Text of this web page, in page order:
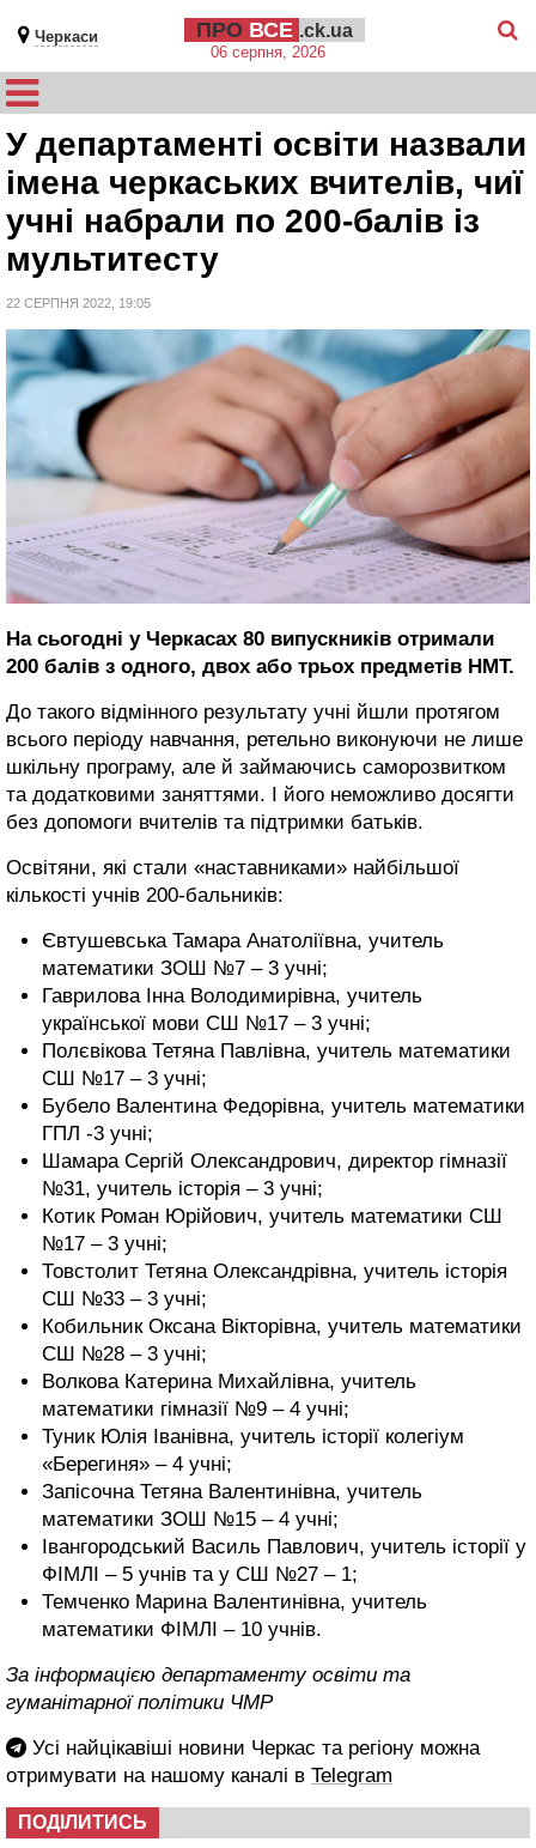
Черкаси ПРО ВСЕ .ck.ua
06 серпня, 2026
У департаменті освіти назвали
імена черкаських вчителів, чиї
учні набрали по 200-балів із
мультитесту
22 СЕРПНЯ 2022, 19:05
На сьогодні у Черкасах 80 випускників отримали
200 балів з одного, двох або трьох предметів НМТ.
До такого відмінного результату учні йшли протягом
всього періоду навчання, ретельно виконуючи не лише
шкільну програму, але й займаючись саморозвитком
та додатковими заняттями. І його неможливо досягти
без допомоги вчителів та підтримки батьків.
Освітяни, які стали «наставниками» найбільшої
кількості учнів 200-бальників:
Євтушевська Тамара Анатоліївна, учитель
математики ЗОШ №7 – 3 учні;
Гаврилова Інна Володимирівна, учитель
української мови СШ №17 – 3 учні;
Полєвікова Тетяна Павлівна, учитель математики
СШ №17 – 3 учні;
Бубело Валентина Федорівна, учитель математики
ГПЛ -3 учні;
Шамара Сергій Олександрович, директор гімназії
№31, учитель історія – 3 учні;
Котик Роман Юрійович, учитель математики СШ
№17 – 3 учні;
Товстолит Тетяна Олександрівна, учитель історія
СШ №33 – 3 учні;
Кобильник Оксана Вікторівна, учитель математики
СШ №28 – 3 учні;
Волкова Катерина Михайлівна, учитель
математики гімназії №9 – 4 учні;
Туник Юлія Іванівна, учитель історії колегіум
«Берегиня» – 4 учні;
Запісочна Тетяна Валентинівна, учитель
математики ЗОШ №15 – 4 учні;
Івангородський Василь Павлович, учитель історії у
ФІМЛІ – 5 учнів та у СШ №27 – 1;
Темченко Марина Валентинівна, учитель
математики ФІМЛІ – 10 учнів.
За інформацією департаменту освіти та
гуманітарної політики ЧМР
Усі найцікавіші новини Черкас та регіону можна
отримувати на нашому каналі в Telegram
ПОДІЛИТИСЬ